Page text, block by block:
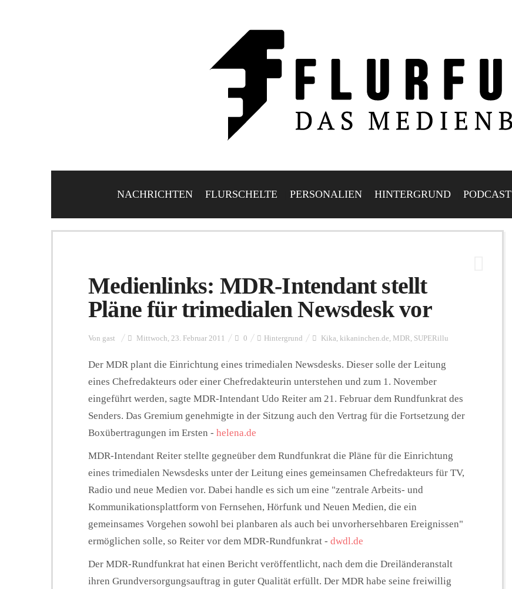
NACHRICHTEN FLURSCHELTE PERSONALIEN HINTERGRUND PODCAST
Medienlinks: MDR-Intendant stellt
Pläne für trimedialen Newsdesk vor
Von gast Mittwoch, 23. Februar 2011 0 Hintergrund Kika, kikaninchen.de, MDR, SUPERillu
Der MDR plant die Einrichtung eines trimedialen Newsdesks. Dieser solle der Leitung
eines Chefredakteurs oder einer Chefredakteurin unterstehen und zum 1. November
eingeführt werden, sagte MDR-Intendant Udo Reiter am 21. Februar dem Rundfunkrat des
Senders. Das Gremium genehmigte in der Sitzung auch den Vertrag für die Fortsetzung der
Boxübertragungen im Ersten - helena.de
MDR-Intendant Reiter stellte gegneüber dem Rundfunkrat die Pläne für die Einrichtung
eines trimedialen Newsdesks unter der Leitung eines gemeinsamen Chefredakteurs für TV,
Radio und neue Medien vor. Dabei handle es sich um eine "zentrale Arbeits- und
Kommunikationsplattform von Fernsehen, Hörfunk und Neuen Medien, die ein
gemeinsames Vorgehen sowohl bei planbaren als auch bei unvorhersehbaren Ereignissen"
ermöglichen solle, so Reiter vor dem MDR-Rundfunkrat - dwdl.de
Der MDR-Rundfunkrat hat einen Bericht veröffentlicht, nach dem die Dreiländeranstalt
ihren Grundversorgungsauftrag in guter Qualität erfüllt. Der MDR habe seine freiwillig